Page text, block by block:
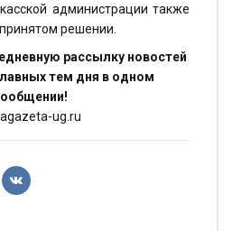
администрации также
решении.
рассылку новостей
тем дня в одном
ug.ru